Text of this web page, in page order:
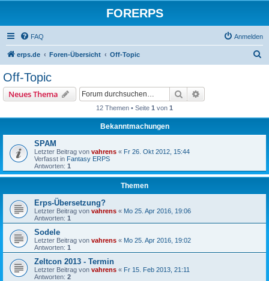
FORERPS
FAQ Anmelden
erps.de Foren-Übersicht Off-Topic
Off-Topic
Neues Thema Suche
12 Themen • Seite 1 von 1
Bekanntmachungen
SPAM
Letzter Beitrag von vahrens « Fr 26. Okt 2012, 15:44
Verfasst in Fantasy ERPS
Antworten: 1
Themen
Erps-Übersetzung?
Letzter Beitrag von vahrens « Mo 25. Apr 2016, 19:06
Antworten: 1
Sodele
Letzter Beitrag von vahrens « Mo 25. Apr 2016, 19:02
Antworten: 1
Zeltcon 2013 - Termin
Letzter Beitrag von vahrens « Fr 15. Feb 2013, 21:11
Antworten: 2